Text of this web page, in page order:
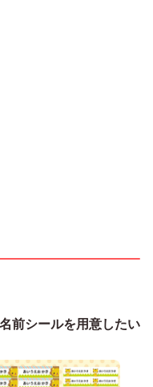
前シールを用意したい